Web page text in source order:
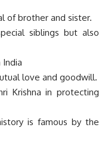
of brother and sister.
siblings but also
India
love and goodwill.
Krishna in protecting
is famous by the